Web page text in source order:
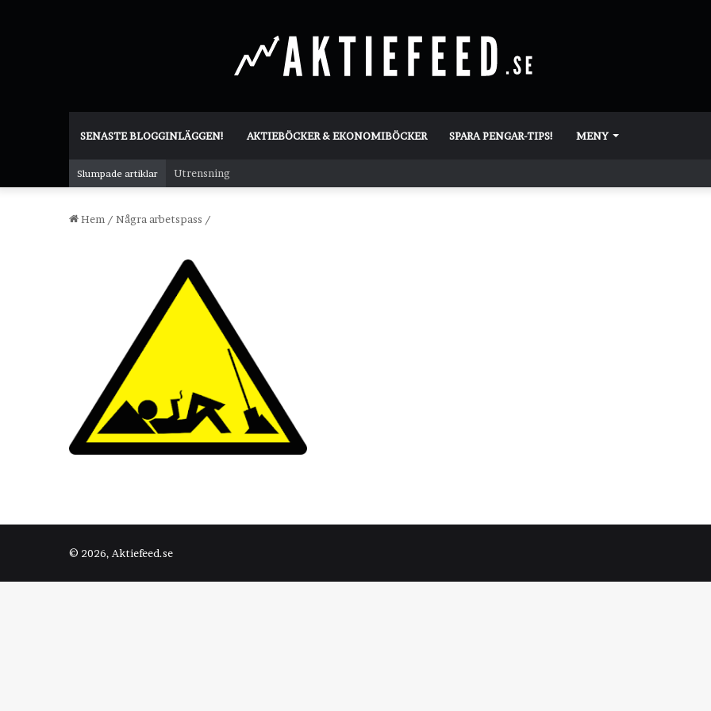
SENASTE BLOGGINLÄGGEN! AKTIEBÖCKER & EKONOMIBÖCKER SPARA PENGAR-TIPS! MENY
Slumpade artiklar Utrensning
Hem / Några arbetspass /
© 2026, Aktiefeed.se